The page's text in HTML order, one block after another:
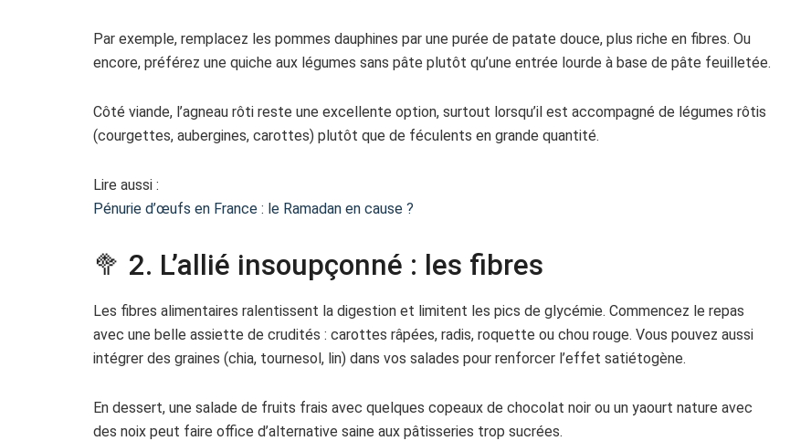
Par exemple, remplacez les pommes dauphines par une purée de patate douce, plus riche en fibres. Ou
encore, préférez une quiche aux légumes sans pâte plutôt qu’une entrée lourde à base de pâte feuilletée.
Côté viande, l’agneau rôti reste une excellente option, surtout lorsqu’il est accompagné de légumes rôtis
(courgettes, aubergines, carottes) plutôt que de féculents en grande quantité.
Lire aussi :
Pénurie d’œufs en France : le Ramadan en cause ?
🥦 2. L’allié insoupçonné : les fibres
Les fibres alimentaires ralentissent la digestion et limitent les pics de glycémie. Commencez le repas
avec une belle assiette de crudités : carottes râpées, radis, roquette ou chou rouge. Vous pouvez aussi
intégrer des graines (chia, tournesol, lin) dans vos salades pour renforcer l’effet satiétogène.
En dessert, une salade de fruits frais avec quelques copeaux de chocolat noir ou un yaourt nature avec
des noix peut faire office d’alternative saine aux pâtisseries trop sucrées.